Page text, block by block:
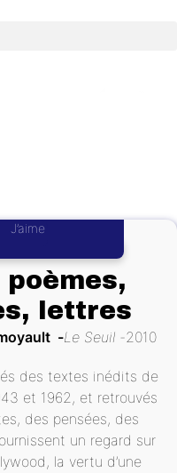
J’aime
poèmes,
lettres
Le Seuil 2010
des textes inédits de
et 1962, et retrouvés
des pensées, des
un regard sur
la vertu d’une